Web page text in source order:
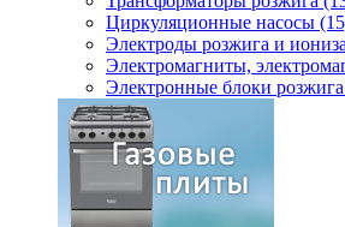
Циркуляционные насосы
Электроды розжига и
Электромагниты,
Электронные блоки